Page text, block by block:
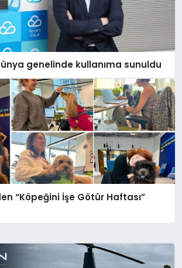
genelinde kullanıma sunuldu
“Köpeğini İşe Götür Haftası”